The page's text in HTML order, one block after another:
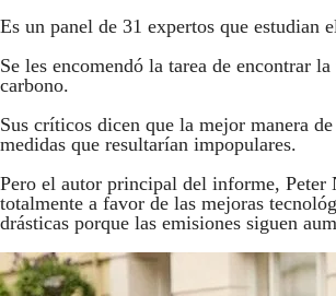
Es un panel de 31 expertos que estudian
Se les encomendó la tarea de encontrar
carbono.
Sus críticos dicen que la mejor manera
medidas que resultarían impopulares.
Pero el autor principal del informe,
totalmente a favor de las mejoras
drásticas porque las emisiones siguen